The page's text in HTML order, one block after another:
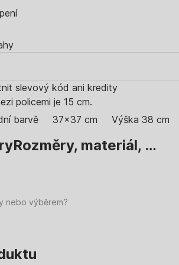
slevový kód ani kredity
policemi je 15 cm.
barvě 37x37 cm Výška 38 cm
Rozměry, materiál, …
nebo výběrem?